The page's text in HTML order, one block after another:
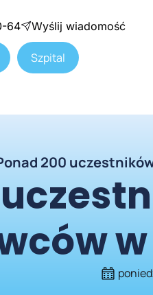
64 Wyślij wiadomość
Szpital
200